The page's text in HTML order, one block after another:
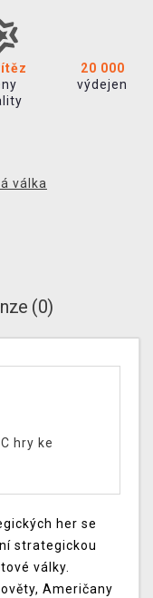
20 000
výdejen
válka
(0)
hry ke
her se
strategickou
války.
Američany